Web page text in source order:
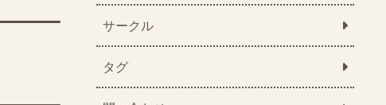
サークル
タグ